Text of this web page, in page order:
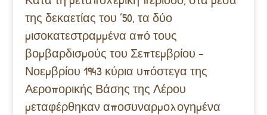
της δεκαετίας του ’50, τα δύο
μισοκατεστραμμένα από τους
βομβαρδισμούς του Σεπτεμβρίου –
Νοεμβρίου 1943 κύρια υπόστεγα της
Αεροπορικής Βάσης της Λέρου
μεταφέρθηκαν αποσυναρμολογημένα